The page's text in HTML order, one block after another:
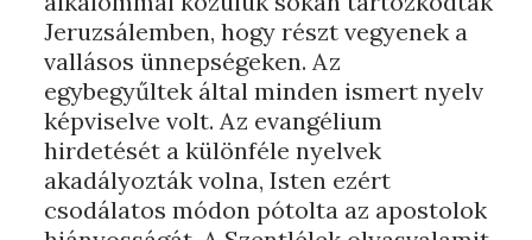
Jeruzsálemben, hogy részt vegyenek a
vallásos ünnepségeken. Az
egybegyűltek által minden ismert nyelv
képviselve volt. Az evangélium
hirdetését a különféle nyelvek
akadályozták volna, Isten ezért
csodálatos módon pótolta az apostolok